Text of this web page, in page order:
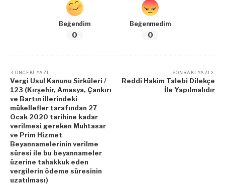
Beğendim
0
Beğenmedim
0
ÖNCEKI YAZI
Vergi Usul Kanunu Sirküleri /
123 (Kırşehir, Amasya, Çankırı
ve Bartın illerindeki
mükellefler tarafından 27
Ocak 2020 tarihine kadar
verilmesi gereken Muhtasar
ve Prim Hizmet
Beyannamelerinin verilme
süresi ile bu beyannameler
üzerine tahakkuk eden
vergilerin ödeme süresinin
uzatılması)
SONRAKI YAZI
Reddi Hakim Talebi Dilekçe
İle Yapılmalıdır